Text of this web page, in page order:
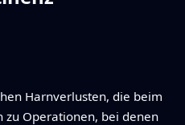
Harnverlusten, die beim
zu Operationen, bei denen